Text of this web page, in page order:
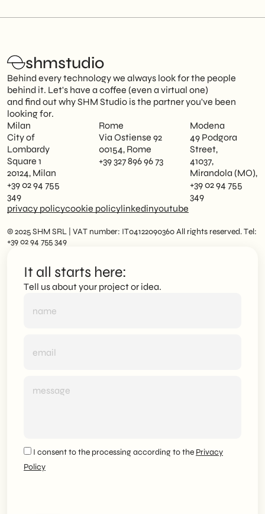
shmstudio
Behind every technology we always look for the people
behind it. Let's have a coffee (even a virtual one)
and find out why SHM Studio is the partner you've been
looking for.
Milan
City of
Lombardy
Square 1
20124, Milan
+39 02 94 755
349
Rome
Via Ostiense 92
00154, Rome
+39 327 896 96 73
Modena
49 Podgora
Street,
41037,
Mirandola (MO),
+39 02 94 755
349
privacy policycookie policylinkedinyoutube
© 2025 SHM SRL | VAT number: IT04122090360 All rights reserved. Tel:
+39 02 94 755 349
It all starts here:
Tell us about your project or idea.
I consent to the processing according to the Privacy
Policy